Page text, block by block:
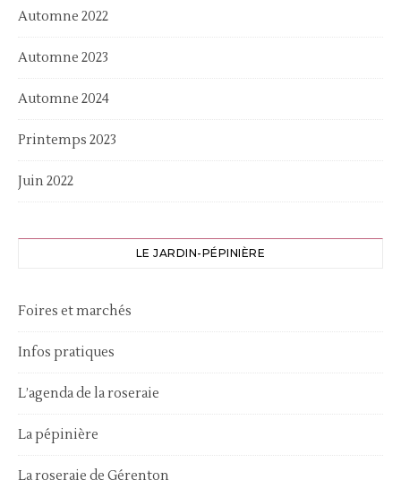
Automne 2022
Automne 2023
Automne 2024
Printemps 2023
Juin 2022
LE JARDIN-PÉPINIÈRE
Foires et marchés
Infos pratiques
L’agenda de la roseraie
La pépinière
La roseraie de Gérenton